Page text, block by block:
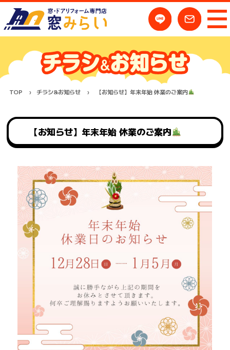
TOP チラシ&お知らせ 【お知らせ】年末年始 休業のご案内
【お知らせ】年末年始 休業のご案内